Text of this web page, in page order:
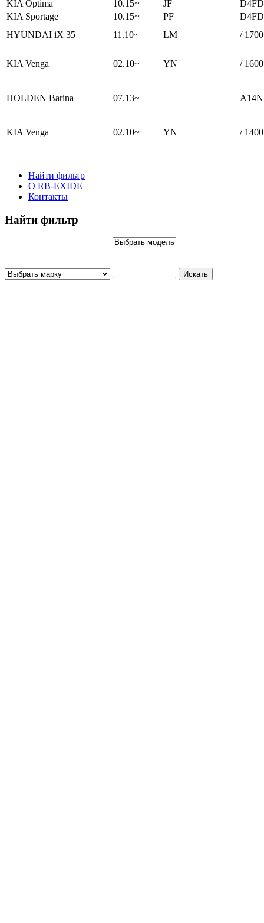
KIA Optima 10.15~ JF
KIA Sportage
10.15~ PF
HYUNDAI iX 35
11.10~ LM / 1700
KIA Venga 02.10~ YN / 1600
HOLDEN Barina 07.13~
KIA Venga 02.10~ YN / 1400
Найти фильтр
О RB-EXIDE
Контакты
Найти фильтр
Искать